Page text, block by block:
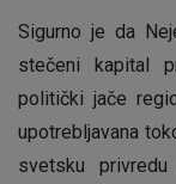
Sigurno je da
stečeni kapital
politički jače
upotrebljavana
svetsku